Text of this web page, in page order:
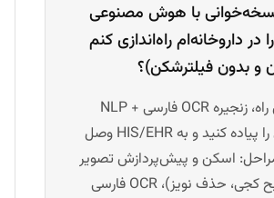
با هوش مصنوعی
در داروخانه‌ام راه‌اندازی کنم
و بدون فیلترشکن)؟
بهترین راه، زنجیره OCR فارسی + NLP
پزشکی را پیاده کنید و به HIS/EHR وصل
اسکن و پیش‌پردازش تصویر
(تصحیح کجی، حذف نویز)، OCR فارسی